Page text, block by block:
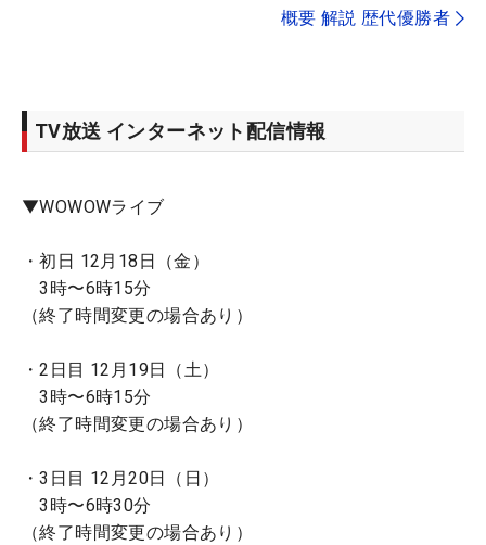
概要 解説 歴代優勝者
TV放送 インターネット配信情報
▼WOWOWライブ
・初日 12月18日（金）
3時〜6時15分
（終了時間変更の場合あり）
・2日目 12月19日（土）
3時〜6時15分
（終了時間変更の場合あり）
・3日目 12月20日（日）
3時〜6時30分
（終了時間変更の場合あり）